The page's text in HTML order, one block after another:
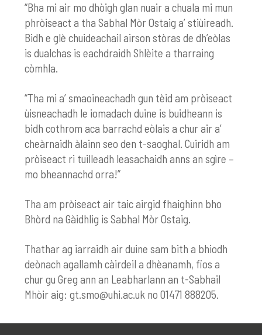
“Bha mi air mo dhòigh glan nuair a chuala mi mun
phròiseact a tha Sabhal Mòr Ostaig a’ stiùireadh.
Bidh e glè chuideachail airson stòras de dh’eòlas
is dualchas is eachdraidh Shlèite a tharraing
còmhla.
“Tha mi a’ smaoineachadh gun tèid am pròiseact
ùisneachadh le iomadach duine is buidheann is
bidh cothrom aca barrachd eòlais a chur air a’
cheàrnaidh àlainn seo den t-saoghal. Cuiridh am
pròiseact ri tuilleadh leasachaidh anns an sgìre –
mo bheannachd orra!”
Tha am pròiseact air taic airgid fhaighinn bho
Bhòrd na Gàidhlig is Sabhal Mòr Ostaig.
Thathar ag iarraidh air duine sam bith a bhiodh
deònach agallamh càirdeil a dhèanamh, fios a
chur gu Greg ann an Leabharlann an t-Sabhail
Mhòir aig:gt.smo@uhi.ac.uk no 01471 888205.